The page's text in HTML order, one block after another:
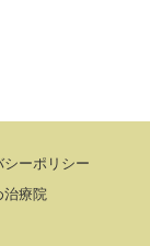
シーポリシー
治療院